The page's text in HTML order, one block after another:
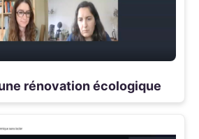
rénovation écologique